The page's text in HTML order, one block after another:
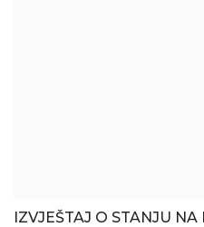
IZVJEŠTAJ O STANJU